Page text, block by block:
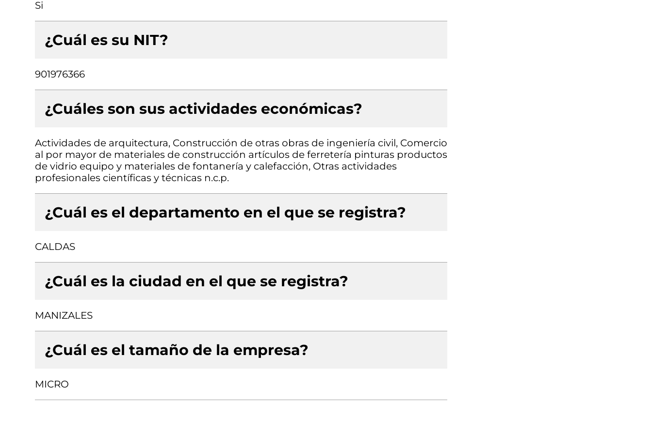
Si
¿Cuál es su NIT?
901976366
¿Cuáles son sus actividades económicas?
Actividades de arquitectura, Construcción de otras obras de ingeniería civil, Comercio
al por mayor de materiales de construcción artículos de ferretería pinturas productos
de vidrio equipo y materiales de fontanería y calefacción, Otras actividades
profesionales científicas y técnicas n.c.p.
¿Cuál es el departamento en el que se registra?
CALDAS
¿Cuál es la ciudad en el que se registra?
MANIZALES
¿Cuál es el tamaño de la empresa?
MICRO